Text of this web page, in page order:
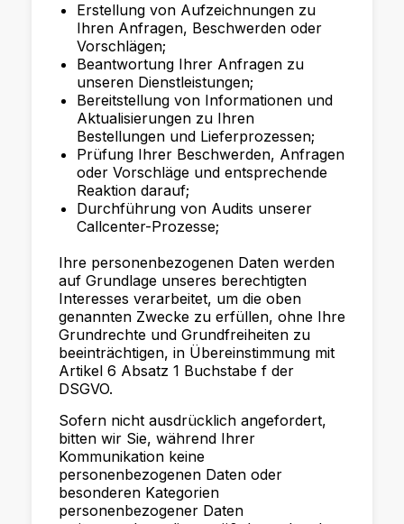
Erstellung von Aufzeichnungen zu
Ihren Anfragen, Beschwerden oder
Vorschlägen;
Beantwortung Ihrer Anfragen zu
unseren Dienstleistungen;
Bereitstellung von Informationen und
Aktualisierungen zu Ihren
Bestellungen und Lieferprozessen;
Prüfung Ihrer Beschwerden, Anfragen
oder Vorschläge und entsprechende
Reaktion darauf;
Durchführung von Audits unserer
Callcenter-Prozesse;
Ihre personenbezogenen Daten werden
auf Grundlage unseres berechtigten
Interesses verarbeitet, um die oben
genannten Zwecke zu erfüllen, ohne Ihre
Grundrechte und Grundfreiheiten zu
beeinträchtigen, in Übereinstimmung mit
Artikel 6 Absatz 1 Buchstabe f der
DSGVO.
Sofern nicht ausdrücklich angefordert,
bitten wir Sie, während Ihrer
Kommunikation keine
personenbezogenen Daten oder
besonderen Kategorien
personenbezogener Daten